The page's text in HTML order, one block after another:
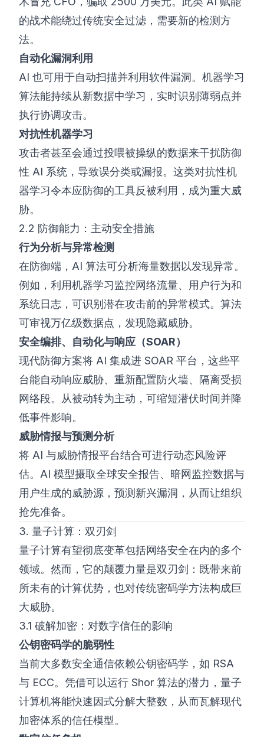
的战术能绕过传统安全过滤，需要新的检测方
法。
自动化漏洞利用
AI 也可用于自动扫描并利用软件漏洞。机器学习
算法能持续从新数据中学习，实时识别薄弱点并
执行协调攻击。
对抗性机器学习
攻击者甚至会通过投喂被操纵的数据来干扰防御
性 AI 系统，导致误分类或漏报。这类对抗性机
器学习令本应防御的工具反被利用，成为重大威
胁。
2.2 防御能力：主动安全措施
行为分析与异常检测
在防御端，AI 算法可分析海量数据以发现异常。
例如，利用机器学习监控网络流量、用户行为和
系统日志，可识别潜在攻击前的异常模式。算法
可审视万亿级数据点，发现隐藏威胁。
安全编排、自动化与响应（SOAR）
现代防御方案将 AI 集成进 SOAR 平台，这些平
台能自动响应威胁、重新配置防火墙、隔离受损
网络段。从被动转为主动，可缩短潜伏时间并降
低事件影响。
威胁情报与预测分析
将 AI 与威胁情报平台结合可进行动态风险评
估。AI 模型摄取全球安全报告、暗网监控数据与
用户生成的威胁源，预测新兴漏洞，从而让组织
抢先准备。
3. 量子计算：双刃剑
量子计算有望彻底变革包括网络安全在内的多个
领域。然而，它的颠覆力量是双刃剑：既带来前
所未有的计算优势，也对传统密码学方法构成巨
大威胁。
3.1 破解加密：对数字信任的影响
公钥密码学的脆弱性
当前大多数安全通信依赖公钥密码学，如 RSA
与 ECC。凭借可以运行 Shor 算法的潜力，量子
计算机将能快速因式分解大整数，从而瓦解现代
加密体系的信任模型。